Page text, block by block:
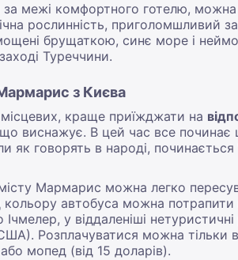
межі комфортного готелю, можна
рослинність, приголомшливий
брущаткою, синє море і
Туреччини.
з Києва
краще приїжджати на
виснажує. В цей час все починає
як говорять в народі,
Мармарис можна легко
автобуса можна потрапити
Ічмелер, у віддаленіші
Розплачуватися можна тільки
мопед (від 15 доларів).